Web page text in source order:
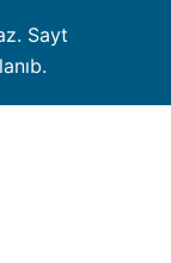
Sayt